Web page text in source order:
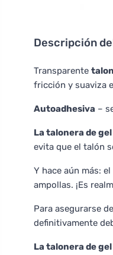
Descripción
Transparente
fricción y suaviza
Autoadhesiva –
La talonera de
evita que el talón
Y hace aún más:
ampollas. ¡Es
Para asegurarse
definitivamente
La talonera de gel